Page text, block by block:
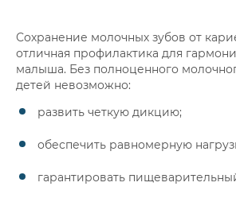
Сохранение молочных зубов от
отличная профилактика для
малыша. Без полноценного
детей невозможно:
развить четкую дикцию;
обеспечить равномерную
гарантировать